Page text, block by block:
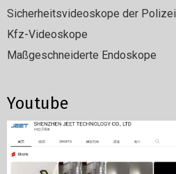
Sicherheitsvideoskope der Polizei
Kfz-Videoskope
Maßgeschneiderte Endoskope
Youtube